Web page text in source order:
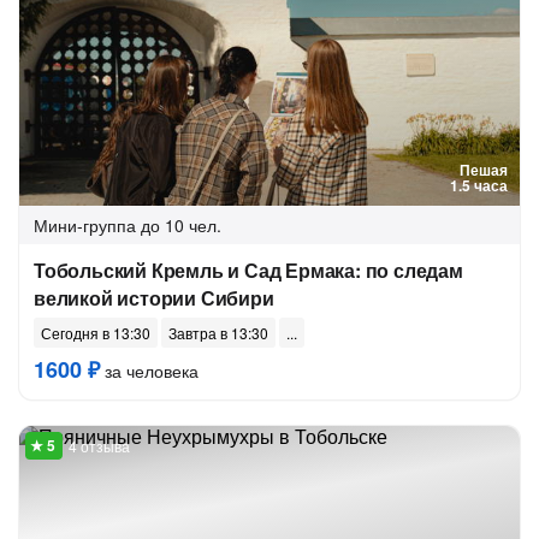
Пешая
1.5 часа
Мини-группа до 10 чел.
Тобольский Кремль и Сад Ермака: по следам
великой истории Сибири
Сегодня в 13:30 Завтра в 13:30
1600 ₽за человека
4 отзыва